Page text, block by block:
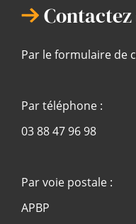
Par le formulaire de
Par téléphone :
03 88 47 96 98
Par voie postale :
APBP